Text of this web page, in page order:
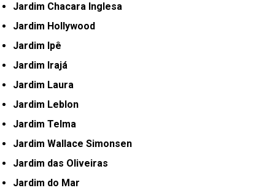
Jardim Chacara Inglesa
Jardim Hollywood
Jardim Ipê
Jardim Irajá
Jardim Laura
Jardim Leblon
Jardim Telma
Jardim Wallace Simonsen
Jardim das Oliveiras
Jardim do Mar